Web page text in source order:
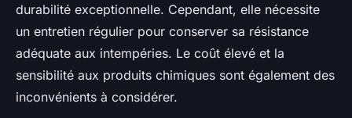
durabilité exceptionnelle. Cependant, elle nécessite
un entretien régulier pour conserver sa résistance
adéquate aux intempéries. Le coût élevé et la
sensibilité aux produits chimiques sont également des
inconvénients à considérer.